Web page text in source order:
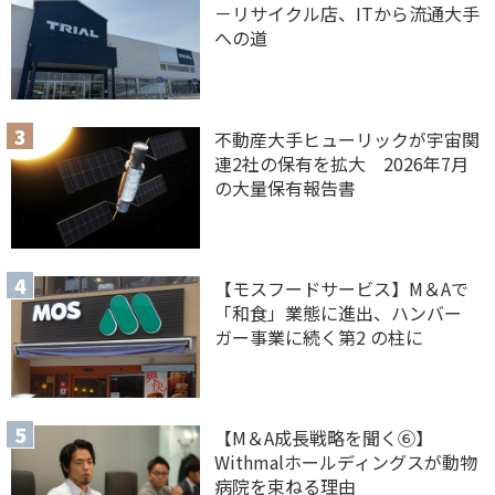
－リサイクル店、ITから流通大手
への道
不動産大手ヒューリックが宇宙関
連2社の保有を拡大 2026年7月
の大量保有報告書
【モスフードサービス】M＆Aで
「和食」業態に進出、ハンバー
ガー事業に続く第2 の柱に
【M＆A 成長戦略を聞く⑥】
Withmalホールディングスが動物
病院を束ねる理由